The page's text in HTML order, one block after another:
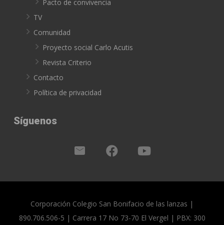
Pacto de convivencia
TV
Comunidad
Proyecto social Carlo Acutis
Revista Criterio
Contacto
Política de privacidad
Síguenos
Corporación Colegio San Bonifacio de las lanzas |
890.706.506-5 | Carrera 17 No 73-70 El Vergel | PBX: 300